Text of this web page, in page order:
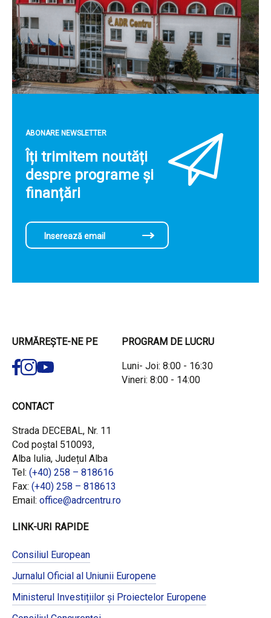
ABONARE NEWSLETTER
Îți trimitem noutăți
despre programe și
finanțări
URMĂREȘTE-NE PE PROGRAM DE LUCRU
Luni- Joi: 8:00 - 16:30
Vineri: 8:00 - 14:00
CONTACT
Strada DECEBAL, Nr. 11
Cod poștal 510093,
Alba Iulia, Județul Alba
Tel: (+40) 258 – 818616
Fax: (+40) 258 – 818613
Email: office@adrcentru.ro
LINK-URI RAPIDE
Consiliul European
Jurnalul Oficial al Uniunii Europene
Ministerul Investițiilor și Proiectelor Europene